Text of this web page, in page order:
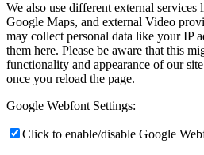
We also use different external services
Google Maps, and external Video
may collect personal data like your IP
them here. Please be aware that this
functionality and appearance of our
once you reload the page.
Google Webfont Settings:
Click to enable/disable Google